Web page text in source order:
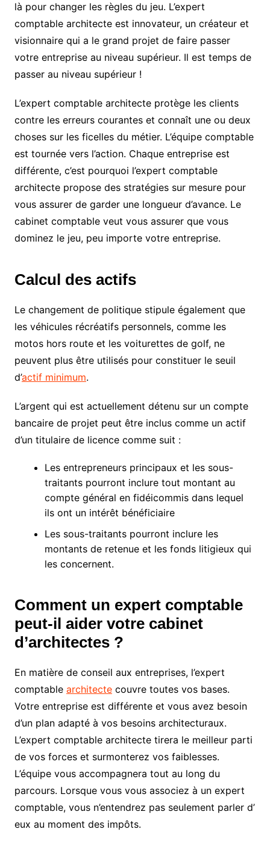
là pour changer les règles du jeu. L’expert
comptable architecte est innovateur, un créateur et
visionnaire qui a le grand projet de faire passer
votre entreprise au niveau supérieur. Il est temps de
passer au niveau supérieur !
L’expert comptable architecte protège les clients
contre les erreurs courantes et connaît une ou deux
choses sur les ficelles du métier. L’équipe comptable
est tournée vers l’action. Chaque entreprise est
différente, c’est pourquoi l’expert comptable
architecte propose des stratégies sur mesure pour
vous assurer de garder une longueur d’avance. Le
cabinet comptable veut vous assurer que vous
dominez le jeu, peu importe votre entreprise.
Calcul des actifs
Le changement de politique stipule également que
les véhicules récréatifs personnels, comme les
motos hors route et les voiturettes de golf, ne
peuvent plus être utilisés pour constituer le seuil
d’actif minimum.
L’argent qui est actuellement détenu sur un compte
bancaire de projet peut être inclus comme un actif
d’un titulaire de licence comme suit :
Les entrepreneurs principaux et les sous-
traitants pourront inclure tout montant au
compte général en fidéicommis dans lequel
ils ont un intérêt bénéficiaire
Les sous-traitants pourront inclure les
montants de retenue et les fonds litigieux qui
les concernent.
Comment un expert comptable
peut-il aider votre cabinet
d’architectes ?
En matière de conseil aux entreprises, l’expert
comptable architectecouvre toutes vos bases.
Votre entreprise est différente et vous avez besoin
d’un plan adapté à vos besoins architecturaux.
L’expert comptable architecte tirera le meilleur parti
de vos forces et surmonterez vos faiblesses.
L’équipe vous accompagnera tout au long du
parcours. Lorsque vous vous associez à un expert
comptable, vous n’entendrez pas seulement parler d’
eux au moment des impôts.